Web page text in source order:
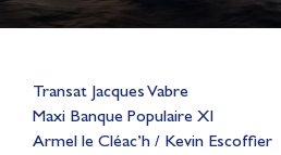
Transat Jacques Vabre
Maxi Banque Populaire XI
Armel le Cléac’h / Kevin Escoffier
Beach, sur le plan
Jeux Olympiques